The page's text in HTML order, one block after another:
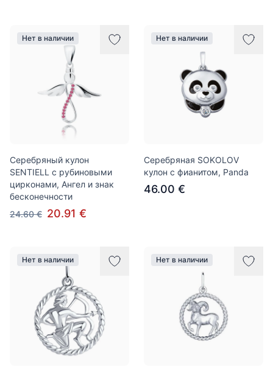
Нет в наличии
Серебряный кулон
SENTIELL с рубиновыми
цирконами, Ангел и знак
бесконечности
24.60 € 20.91 €
Нет в наличии
Серебряная SOKOLOV
кулон с фианитом, Panda
46.00 €
Нет в наличии Нет в наличии